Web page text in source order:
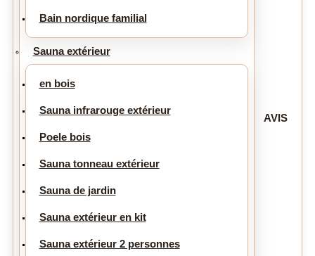
Bain nordique familial
Sauna extérieur
en bois
Sauna infrarouge extérieur
Poele bois
Sauna tonneau extérieur
Sauna de jardin
Sauna extérieur en kit
Sauna extérieur 2 personnes
AVIS